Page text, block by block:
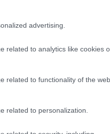
advertising.
related to analytics like cookies
related to functionality of the
related to personalization.
στις διπλές
Μακεδονία στο
σ’ αυτό θα
από τις Περιφέρειες